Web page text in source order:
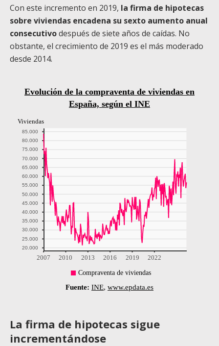
Con este incremento en 2019, la firma de hipotecas
sobre viviendas encadena su sexto aumento anual
consecutivodespués de siete años de caídas. No
obstante, el crecimiento de 2019 es el más moderado
desde 2014.
La firma de hipotecas sigue
incrementándose